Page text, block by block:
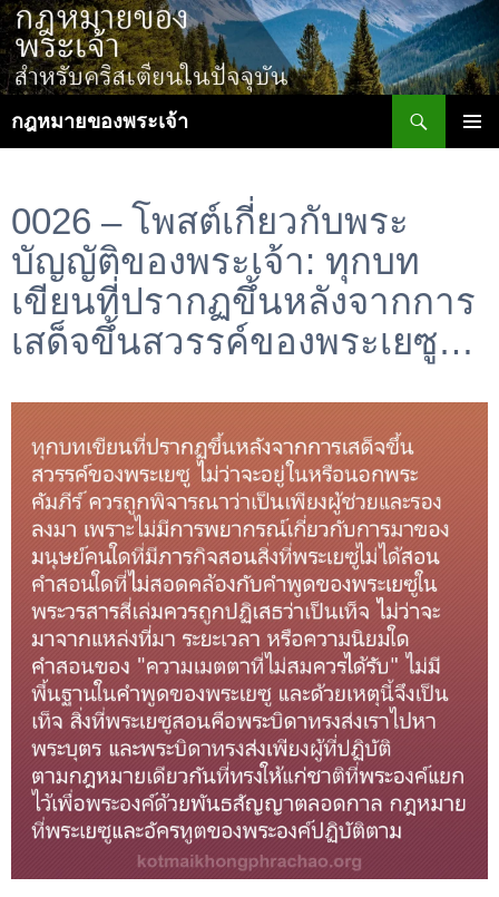
ข้าม
ไป
ยัง
กฎหมายของพระเจ้า
0026 – โพสต์เกี่ยวกับพระ
บัญญัติของพระเจ้า: ทุกบท
เขียนที่ปรากฏขึ้นหลังจากการ
เสด็จขึ้นสวรรค์ของพระเยซู…